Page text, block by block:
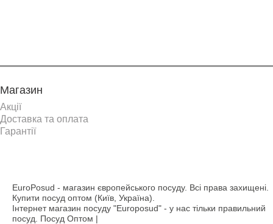
Магазин
Акції
Доставка та оплата
Гарантії
EuroPosud - магазин європейського посуду. Всі права захищені.
Купити посуд оптом (Київ, Україна).
Інтернет магазин посуду "Europosud" - у нас тільки правильний
посуд. Посуд Оптом |